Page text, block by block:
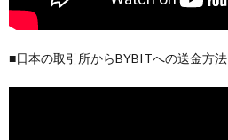
■日本の取引所からBYBITへの送金方法